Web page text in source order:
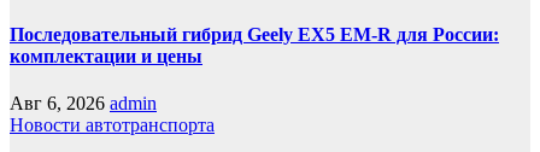
Последовательный гибрид Geely EX5 EM-R для России:
комплектации и цены
Авг 6, 2026 admin
Новости автотранспорта